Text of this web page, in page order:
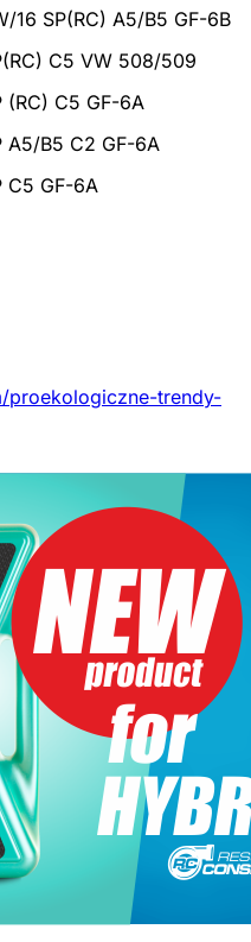
16 SP(RC) A5/B5 GF-6B
C5 VW 508/509
(RC) C5 GF-6A
A5/B5 C2 GF-6A
C5 GF-6A
proekologiczne-trendy-